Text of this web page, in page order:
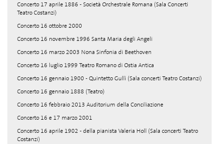
Concerto 17 aprile 1886 - Società Orchestrale Romana (Sala Concerti
Teatro Costanzi)
Concerto 16 ottobre 2000
Concerto 16 novembre 1996 Santa Maria degli Angeli
Concerto 16 marzo 2003 Nona Sinfonia di Beethoven
Concerto 16 luglio 1999 Teatro Romano di Ostia Antica
Concerto 16 gennaio 1900 - Quintetto Gullì (Sala concerti Teatro Costanzi)
Concerto 16 gennaio 1888 (Teatro)
Concerto 16 febbraio 2013 Auditorium della Conciliazione
Concerto 16 e 17 marzo 2001
Concerto 16 aprile 1902 - della pianista Valeria Holl (Sala concerti Teatro
Costanzi)